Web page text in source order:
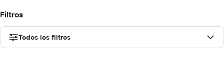
Filtros
Todos los filtros